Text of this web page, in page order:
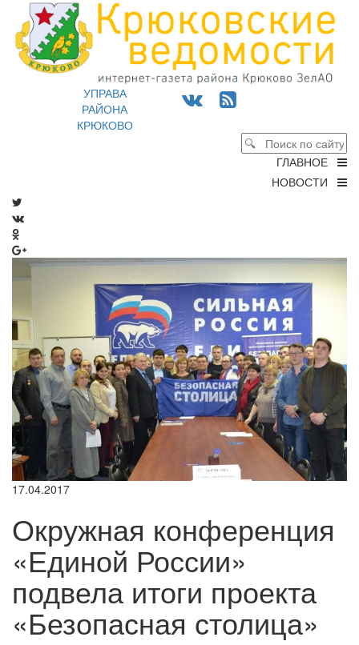
УПРАВА
РАЙОНА
КРЮКОВО
ГЛАВНОЕ
НОВОСТИ
17.04.2017
Окружная конференция
«Единой России»
подвела итоги проекта
«Безопасная столица»